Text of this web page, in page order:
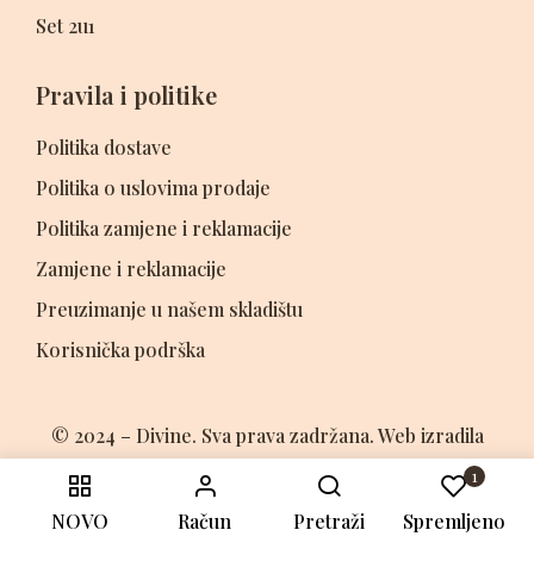
NOVO Račun Pretraži
1
Spremljeno
Set 2u1
Pravila i politike
Politika dostave
Politika o uslovima prodaje
Politika zamjene i reklamacije
Zamjene i reklamacije
Preuzimanje u našem skladištu
Korisnička podrška
© 2024 – Divine. Sva prava zadržana. Web izradila